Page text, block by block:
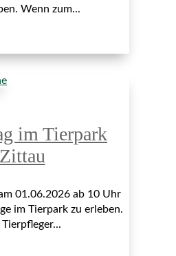
Wenn zum...
im Tierpark
Zittau
01.06.2026 ab 10 Uhr
im Tierpark zu erleben.
Tierpfleger...